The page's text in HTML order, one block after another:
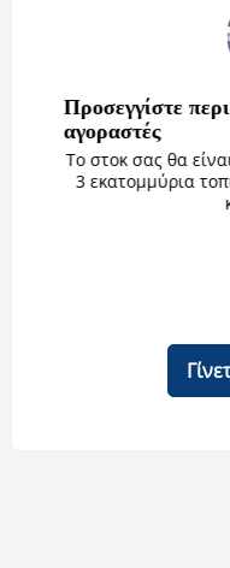
Προσεγγίστε
αγοραστές
Το στοκ σας θα
3 εκατομμύρια